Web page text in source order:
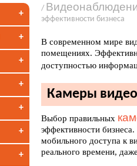
/
эффективности бизнеса
В современном мире
помещениях.
доступностью
Камеры
Выбор правильных
эффективности
мобильного доступа к
реального времени,
+
+
+
+
+
+
+